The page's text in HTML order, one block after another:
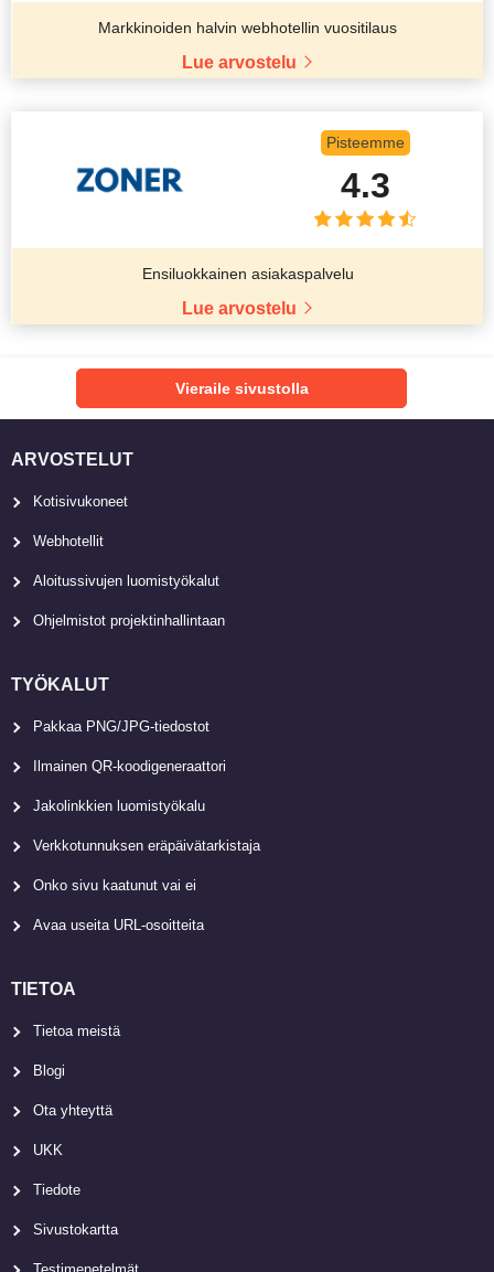
Markkinoiden halvin webhotellin vuositilaus
Lue arvostelu
Pisteemme
4.3
Ensiluokkainen asiakaspalvelu
Lue arvostelu
Vieraile sivustolla
ARVOSTELUT
Kotisivukoneet
Webhotellit
Aloitussivujen luomistyökalut
Ohjelmistot projektinhallintaan
TYÖKALUT
Pakkaa PNG/JPG-tiedostot
Ilmainen QR-koodigeneraattori
Jakolinkkien luomistyökalu
Verkkotunnuksen eräpäivätarkistaja
Onko sivu kaatunut vai ei
Avaa useita URL-osoitteita
TIETOA
Tietoa meistä
Blogi
Ota yhteyttä
UKK
Tiedote
Sivustokartta